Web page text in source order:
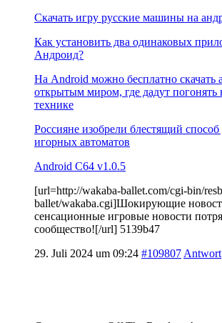
Скачать игру русские машины на
Как установить два одинаковых
Андроид?
На Android можно бесплатно скачать
открытым миром, где дадут погонять
технике
Россияне изобрели блестящий способ
игорных автоматов
Android C64 v1.0.5
[url=http://wakaba-ballet.com/cgi-bin/
ballet/wakaba.cgi]Шокирующие
сенсационные игровые новости
сообщество![/url] 5139b47
29. Juli 2024 um 09:24 #109807 Antwort